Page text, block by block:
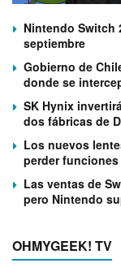
Nintendo Switch
septiembre
Gobierno de
donde se
SK Hynix
dos fábricas de
Los nuevos
perder funciones
Las ventas de
pero Nintendo
OHMYGEEK! TV